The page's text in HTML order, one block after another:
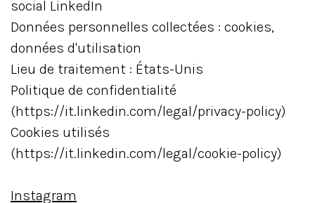
social LinkedIn
Données personnelles collectées : cookies,
données d'utilisation
Lieu de traitement : États-Unis
Politique de confidentialité
(https://it.linkedin.com/legal/privacy-policy)
Cookies utilisés
(https://it.linkedin.com/legal/cookie-policy)
Instagram